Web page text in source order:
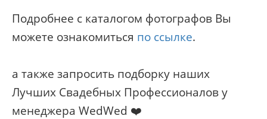
Подробнее с каталогом фотографов Вы
можете ознакомиться по ссылке.
а также запросить подборку наших
Лучших Свадебных Профессионалов у
менеджера WedWed ❤️